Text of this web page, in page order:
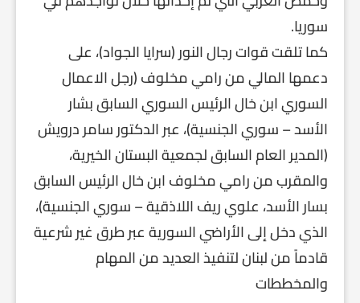
سوريا.
كما تلقت قوات رجال النور (سرايا الجواد)، على
دعمها المالي من رامي مخلوف (رجل الاعمال
السوري ابن خال الرئيس السوري السابق بشار
الأسد – سوري الجنسية)، عبر الدكتور سامر درويش
(المدير العام السابق لجمعية البستان الخيرية،
والمقرب من رامي مخلوف ابن خال الرئيس السابق
بسار الأسد، علوي ريف اللاذقية – سوري الجنسية)،
الذي دخل إلى الأراضي السورية عبر طرق غير شرعية
قادماً من لبنان لتنفيذ العديد من المهام
والمخططات